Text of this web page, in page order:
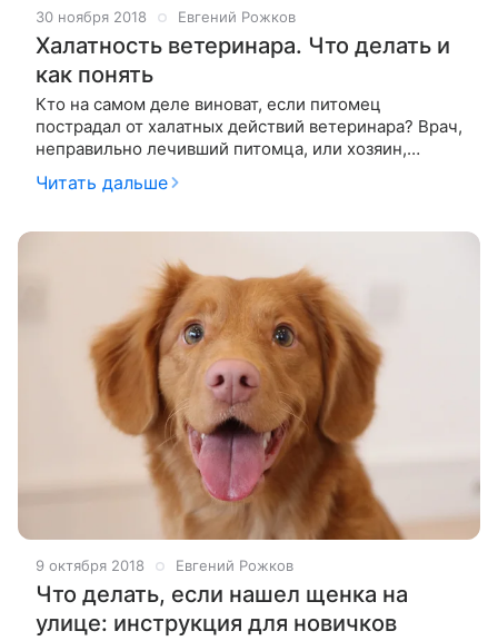
30 ноября 2018 Евгений Рожков
Халатность ветеринара. Что делать и
как понять
Кто на самом деле виноват, если питомец
пострадал от халатных действий ветеринара? Врач,
неправильно лечивший питомца, или хозяин,
который плохо ухаживал за животным? Как выбрать
клинику, где работают настоящие
Читать дальше
9 октября 2018 Евгений Рожков
Что делать, если нашел щенка на
улице: инструкция для новичков